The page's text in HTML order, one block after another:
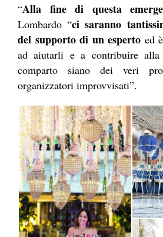
“Alla fine di questa
Lombardo “ci saranno
del supporto di un esperto ed
ad aiutarli e a contribuire alla
comparto siano dei veri
organizzatori improvvisati”.